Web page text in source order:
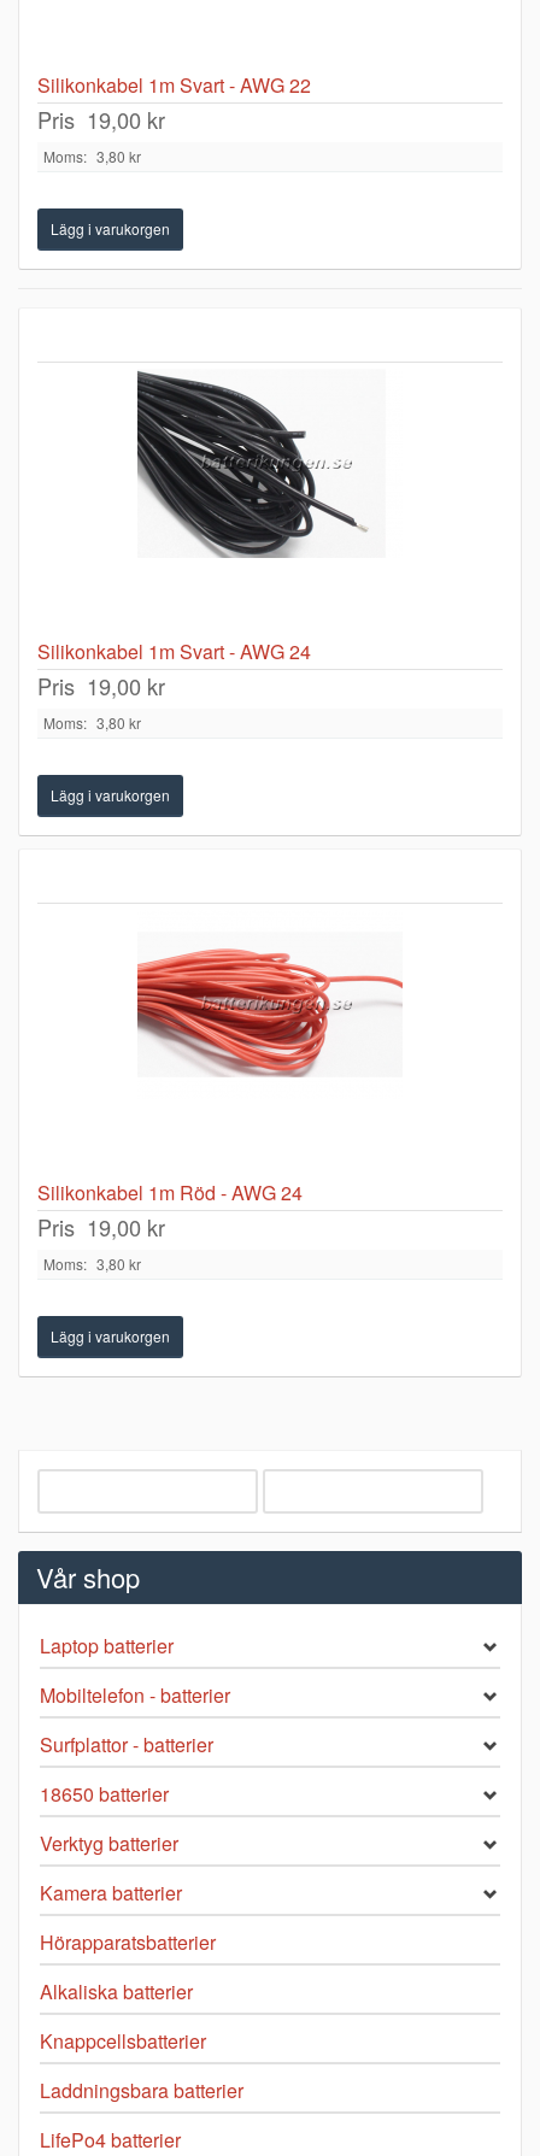
Silikonkabel 1m Svart - AWG 22
Pris 19,00 kr
Moms: 3,80 kr
Silikonkabel 1m Svart - AWG 24
Pris 19,00 kr
Moms: 3,80 kr
Silikonkabel 1m Röd - AWG 24
Pris 19,00 kr
Moms: 3,80 kr
Vår shop
Laptop batterier
Mobiltelefon - batterier
Surfplattor - batterier
18650 batterier
Verktyg batterier
Kamera batterier
Hörapparatsbatterier
Alkaliska batterier
Knappcellsbatterier
Laddningsbara batterier
LifePo4 batterier